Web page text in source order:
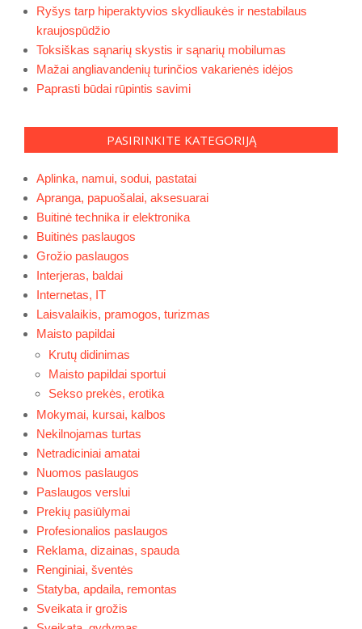
Ryšys tarp hiperaktyvios skydliaukės ir nestabilaus
kraujospūdžio
Toksiškas sąnarių skystis ir sąnarių mobilumas
Mažai angliavandenių turinčios vakarienės idėjos
Paprasti būdai rūpintis savimi
PASIRINKITE KATEGORIJĄ
Aplinka, namui, sodui, pastatai
Apranga, papuošalai, aksesuarai
Buitinė technika ir elektronika
Buitinės paslaugos
Grožio paslaugos
Interjeras, baldai
Internetas, IT
Laisvalaikis, pramogos, turizmas
Maisto papildai
Krutų didinimas
Maisto papildai sportui
Sekso prekės, erotika
Mokymai, kursai, kalbos
Nekilnojamas turtas
Netradiciniai amatai
Nuomos paslaugos
Paslaugos verslui
Prekių pasiūlymai
Profesionalios paslaugos
Reklama, dizainas, spauda
Renginiai, šventės
Statyba, apdaila, remontas
Sveikata ir grožis